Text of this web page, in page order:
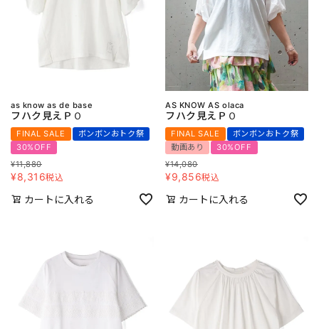
as know as de base
フハク見えＰＯ
FINAL SALE
ボンボンおトク祭
30%OFF
¥11,880
¥8,316税込
カートに入れる
AS KNOW AS olaca
フハク見えＰＯ
FINAL SALE
ボンボンおトク祭
動画あり
30%OFF
¥14,080
¥9,856税込
カートに入れる